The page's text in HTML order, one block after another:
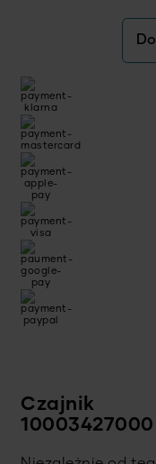
Czajnik
10003427000